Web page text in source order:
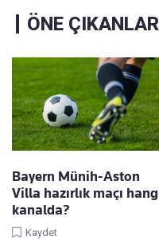
ÖNE ÇIKANLAR
Bayern Münih-Aston
Villa hazırlık maçı
kanalda?
Kaydet